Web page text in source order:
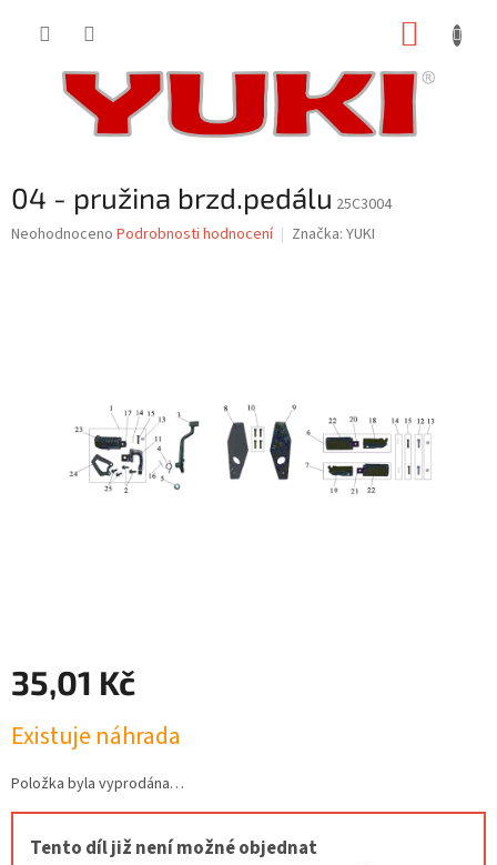
04 - pružina brzd.pedálu 25C3004
Průměrné
Neohodnoceno Podrobnosti hodnocení Značka: YUKI
35,01 Kč
cena:
Existuje náhrada
Položka byla vyprodána…
Tento díl již není možné objednat